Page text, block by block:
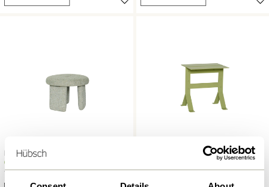
Rocco Pouf Hellgrün
1.299,00kr.
Fold Beistelltisch Hellgrün
1.249,00kr.